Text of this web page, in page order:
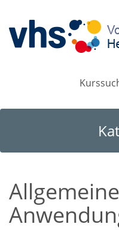
Allgemeine